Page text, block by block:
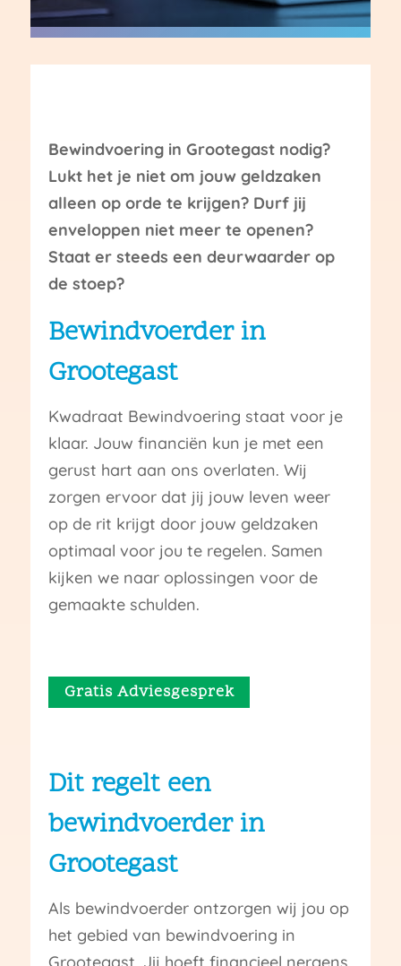
Bewindvoering in Grootegast nodig?
Lukt het je niet om jouw geldzaken
alleen op orde te krijgen? Durf jij
enveloppen niet meer te openen?
Staat er steeds een deurwaarder op
de stoep?
Bewindvoerder in
Grootegast
Kwadraat Bewindvoering staat voor je
klaar. Jouw financiën kun je met een
gerust hart aan ons overlaten. Wij
zorgen ervoor dat jij jouw leven weer
op de rit krijgt door jouw geldzaken
optimaal voor jou te regelen. Samen
kijken we naar oplossingen voor de
gemaakte schulden.
Gratis Adviesgesprek
Dit regelt een
bewindvoerder in
Grootegast
Als bewindvoerder ontzorgen wij jou op
het gebied van bewindvoering in